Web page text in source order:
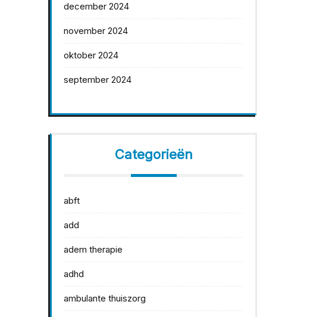
december 2024
november 2024
oktober 2024
september 2024
Categorieën
abft
add
adem therapie
adhd
ambulante thuiszorg